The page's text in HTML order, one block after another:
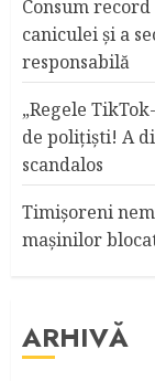
Consum
caniculei şi a
responsabilă
„Regele
de poliţişti! A
scandalos
Timişoreni
maşinilor
ARHIVĂ